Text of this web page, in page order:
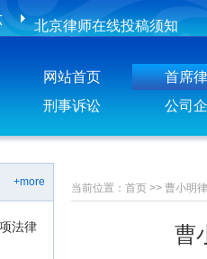
北京律师在线投稿须知
网站首页 首席
刑事诉讼
公司
+more
法律
当前位置： 首页 >> 曹小明
曹